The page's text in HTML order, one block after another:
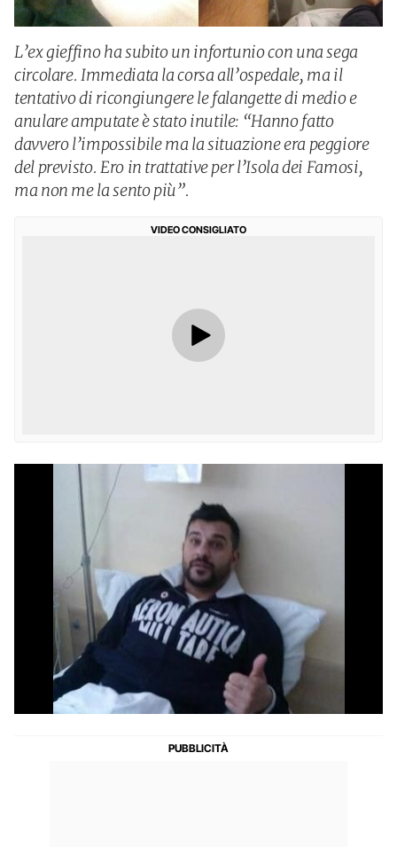
L’ex gieffino ha subito un infortunio con una sega
circolare. Immediata la corsa all’ospedale, ma il
tentativo di ricongiungere le falangette di medio e
anulare amputate è stato inutile: “Hanno fatto
davvero l’impossibile ma la situazione era peggiore
del previsto. Ero in trattative per l’Isola dei Famosi,
ma non me la sento più”.
VIDEO CONSIGLIATO